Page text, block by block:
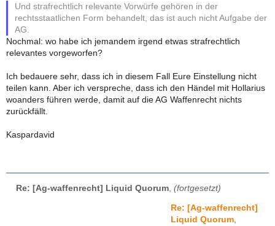
Und strafrechtlich relevante Vorwürfe gehören in der
rechtsstaatlichen Form behandelt, das ist auch nicht Aufgabe der
AG.
Nochmal: wo habe ich jemandem irgend etwas strafrechtlich
relevantes vorgeworfen?
Ich bedauere sehr, dass ich in diesem Fall Eure Einstellung nicht
teilen kann. Aber ich verspreche, dass ich den Händel mit Hollarius
woanders führen werde, damit auf die AG Waffenrecht nichts
zurückfällt.
Kaspardavid
Re: [Ag-waffenrecht] Liquid Quorum (fortgesetzt)
Re: [Ag-waffenrecht]
Liquid Quorum,